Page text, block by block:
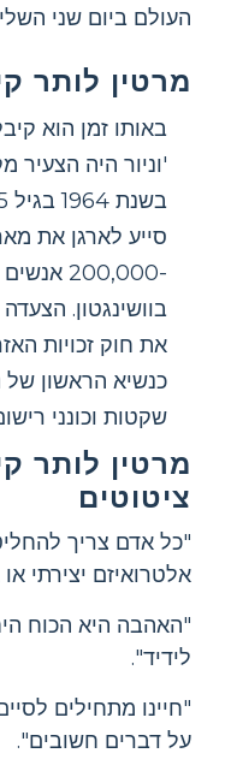
העולם ביום שני
מרטין לותר
באותו זמן הוא
'וניור היה
בשנת 1964 בגיל 35.
סייע לארגן את
-
בוושינגטון.
את חוק זכויות האזרח
שקטות וכונני
מרטין לותר
ציטוטים
"כל אדם צריך
אלטרואיזם יצירתי
"האהבה היא הכוח
לידיד".
"חיינו מתחילים
על דברים חשובים".